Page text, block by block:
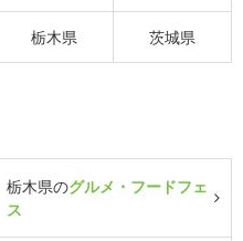
栃木県 茨城県
栃木県のグルメ・フードフェ
ス